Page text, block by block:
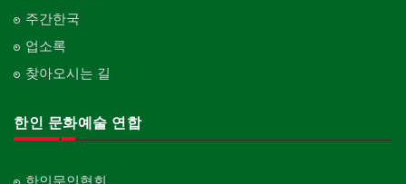
주간한국
업소록
찾아오시는 길
한인 문화예술 연합
한인문인협회